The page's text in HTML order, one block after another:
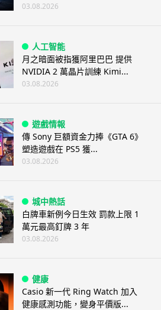
03.08.2026
人工智能
月之暗面被指獲阿里巴巴 提供
NVIDIA 2 萬晶片訓練 Kimi...
03.08.2026
遊戲情報
傳 Sony 巨額資金力捧《GTA 6》
塑造遊戲在 PS5 獲...
03.08.2026
城中熱話
白牌車新例今日生效 罰款上限 1
萬元最高釘牌 3 年
03.08.2026
健康
Casio 新一代 Ring Watch 加入
健康感測功能，變身平價版...